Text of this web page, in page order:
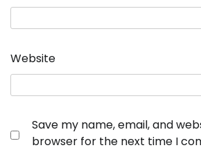
Website
Save my name, email, and
browser for the next time I